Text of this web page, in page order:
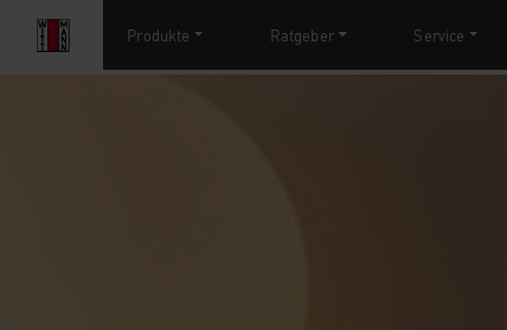
Produkte Ratgeber Service